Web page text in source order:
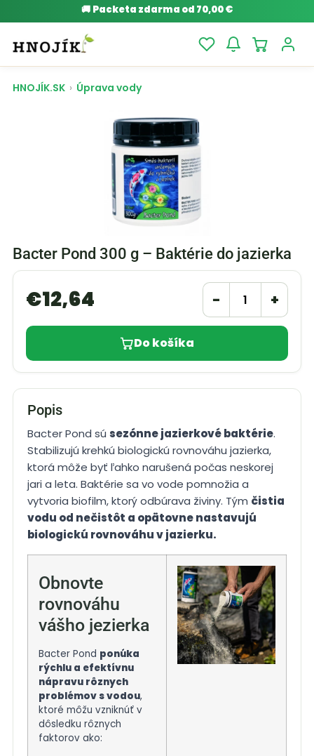
🚚 Packeta zdarma od 70,00 €
HNOJÍK.SK › Úprava vody
Bacter Pond 300 g – Baktérie do jazierka
€12,64 − +
Do košíka
Popis
Bacter Pond sú sezónne jazierkové baktérie.
Stabilizujú krehkú biologickú rovnováhu jazierka,
ktorá môže byť ľahko narušená počas neskorej
jari a leta. Baktérie sa vo vode pomnožia a
vytvoria biofilm, ktorý odbúrava živiny. Tým čistia
vodu od nečistôt a opätovne nastavujú
biologickú rovnováhu v jazierku.
Obnovte
rovnováhu
vášho jezierka
Bacter Pond ponúka
rýchlu a efektívnu
nápravu rôznych
problémov s vodou,
ktoré môžu vzniknúť v
dôsledku rôznych
faktorov ako: